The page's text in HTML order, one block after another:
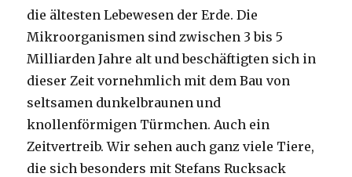
die ältesten Lebewesen der Erde. Die
Mikroorganismen sind zwischen 3 bis 5
Milliarden Jahre alt und beschäftigten sich in
dieser Zeit vornehmlich mit dem Bau von
seltsamen dunkelbraunen und
knollenförmigen Türmchen. Auch ein
Zeitvertreib. Wir sehen auch ganz viele Tiere,
die sich besonders mit Stefans Rucksack